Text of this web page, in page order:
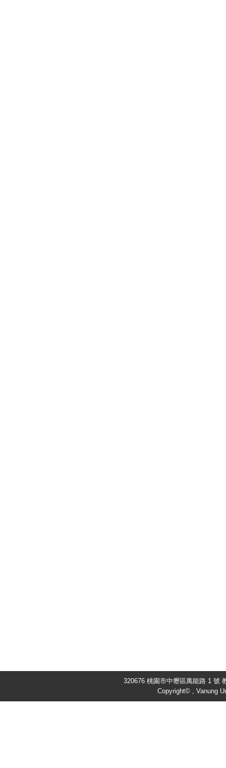
320676 桃園市中壢區萬能路 1 號
Copyright© , Vanung